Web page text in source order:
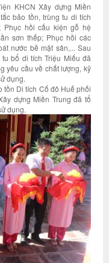
KHCN Xây dựng Miền
bảo tồn, trùng tu di tích
Phục hồi cấu kiện gỗ hệ
sơn thếp; Phục hồi các
nước bề mặt sân,... Sau
bổ di tích Triệu Miếu đã
yêu cầu về chất lượng, kỹ
dụng.
tồn Di tích Cố đô Huế phối
dựng Miền Trung đã tổ
dụng.